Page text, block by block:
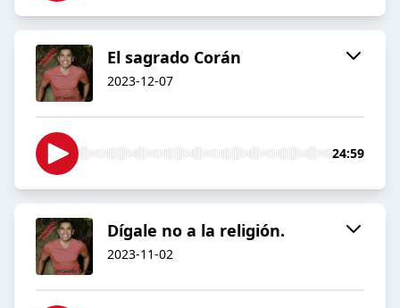
El sagrado Corán
2023-12-07
24:59
Dígale no a la religión.
2023-11-02